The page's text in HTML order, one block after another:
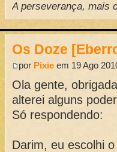
A perseverança, mais
Os Doze
por Pixie em 19 Ago
Ola gente,
alterei alguns
Só respondendo:
Darim, eu escolhi